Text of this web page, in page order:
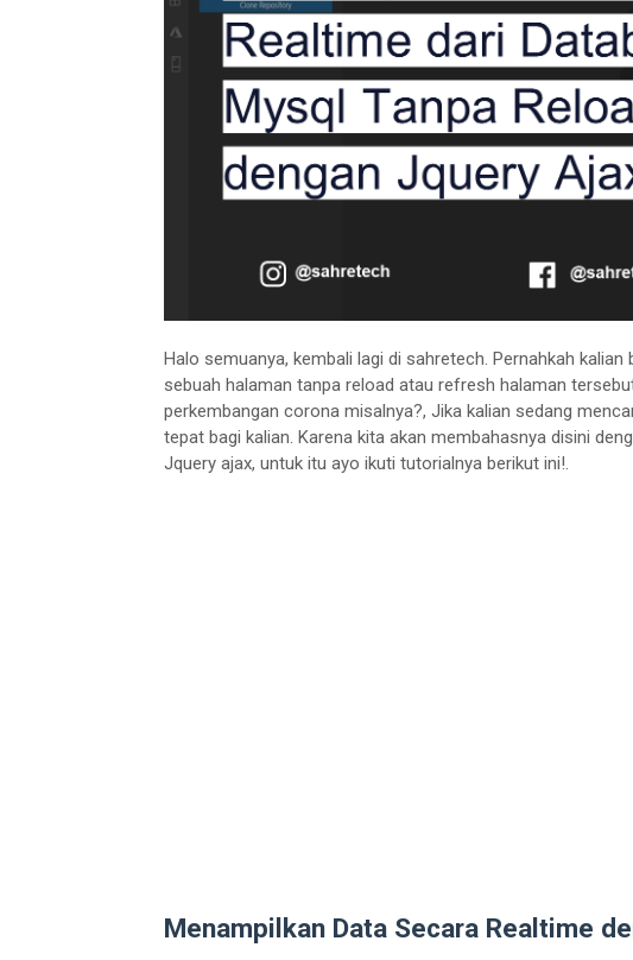
Halo semuanya, kembali lagi di sahretech. Pernahkah
sebuah halaman tanpa reload atau refresh halaman
perkembangan corona misalnya?, Jika kalian sedang
tepat bagi kalian. Karena kita akan membahasnya disini
Jquery ajax, untuk itu ayo ikuti tutorialnya berikut ini!.
Menampilkan Data Secara Realtime